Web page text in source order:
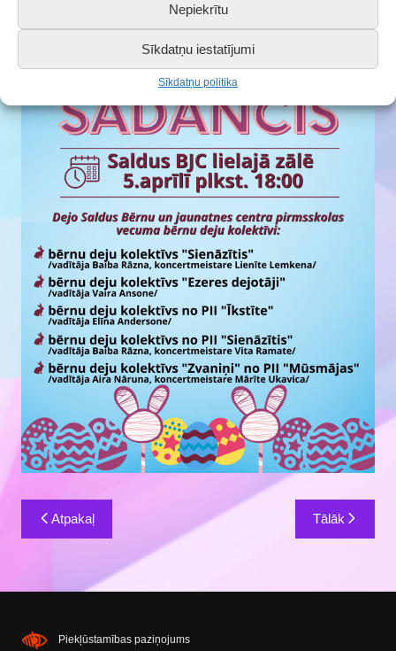
Nepiekrītu
Sīkdatņu iestatījumi
Sīkdatņu politika
Ziņu
izvēlne
Atpakaļ Tālāk
Piekļūstamības paziņojums